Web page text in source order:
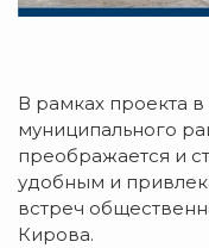
В рамках проекта
муниципального
преображается и
удобным и
встреч
Кирова.